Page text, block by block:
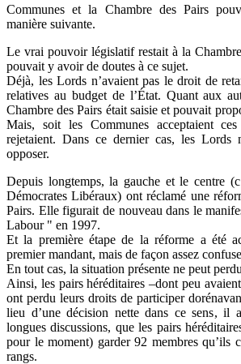
Communes et la Chambre des Pairs
manière suivante.
Le vrai pouvoir législatif restait à la
pouvait y avoir de doutes à ce sujet.
Déjà, les Lords n’avaient pas le droit de
relatives au budget de l’État. Quant aux
Chambre des Pairs était saisie et pouvait
Mais, soit les Communes acceptaient
rejetaient. Dans ce dernier cas, les Lords
opposer.
Depuis longtemps, la gauche et le centre
Démocrates Libéraux) ont réclamé une
Pairs. Elle figurait de nouveau dans le
Labour " en 1997.
Et la première étape de la réforme a été
premier mandant, mais de façon assez
En tout cas, la situation présente ne peut
Ainsi, les pairs héréditaires –dont peu
ont perdu leurs droits de participer
lieu d’une décision nette dans ce sens, il
longues discussions, que les pairs
pour le moment) garder 92 membres qu’ils
rangs.